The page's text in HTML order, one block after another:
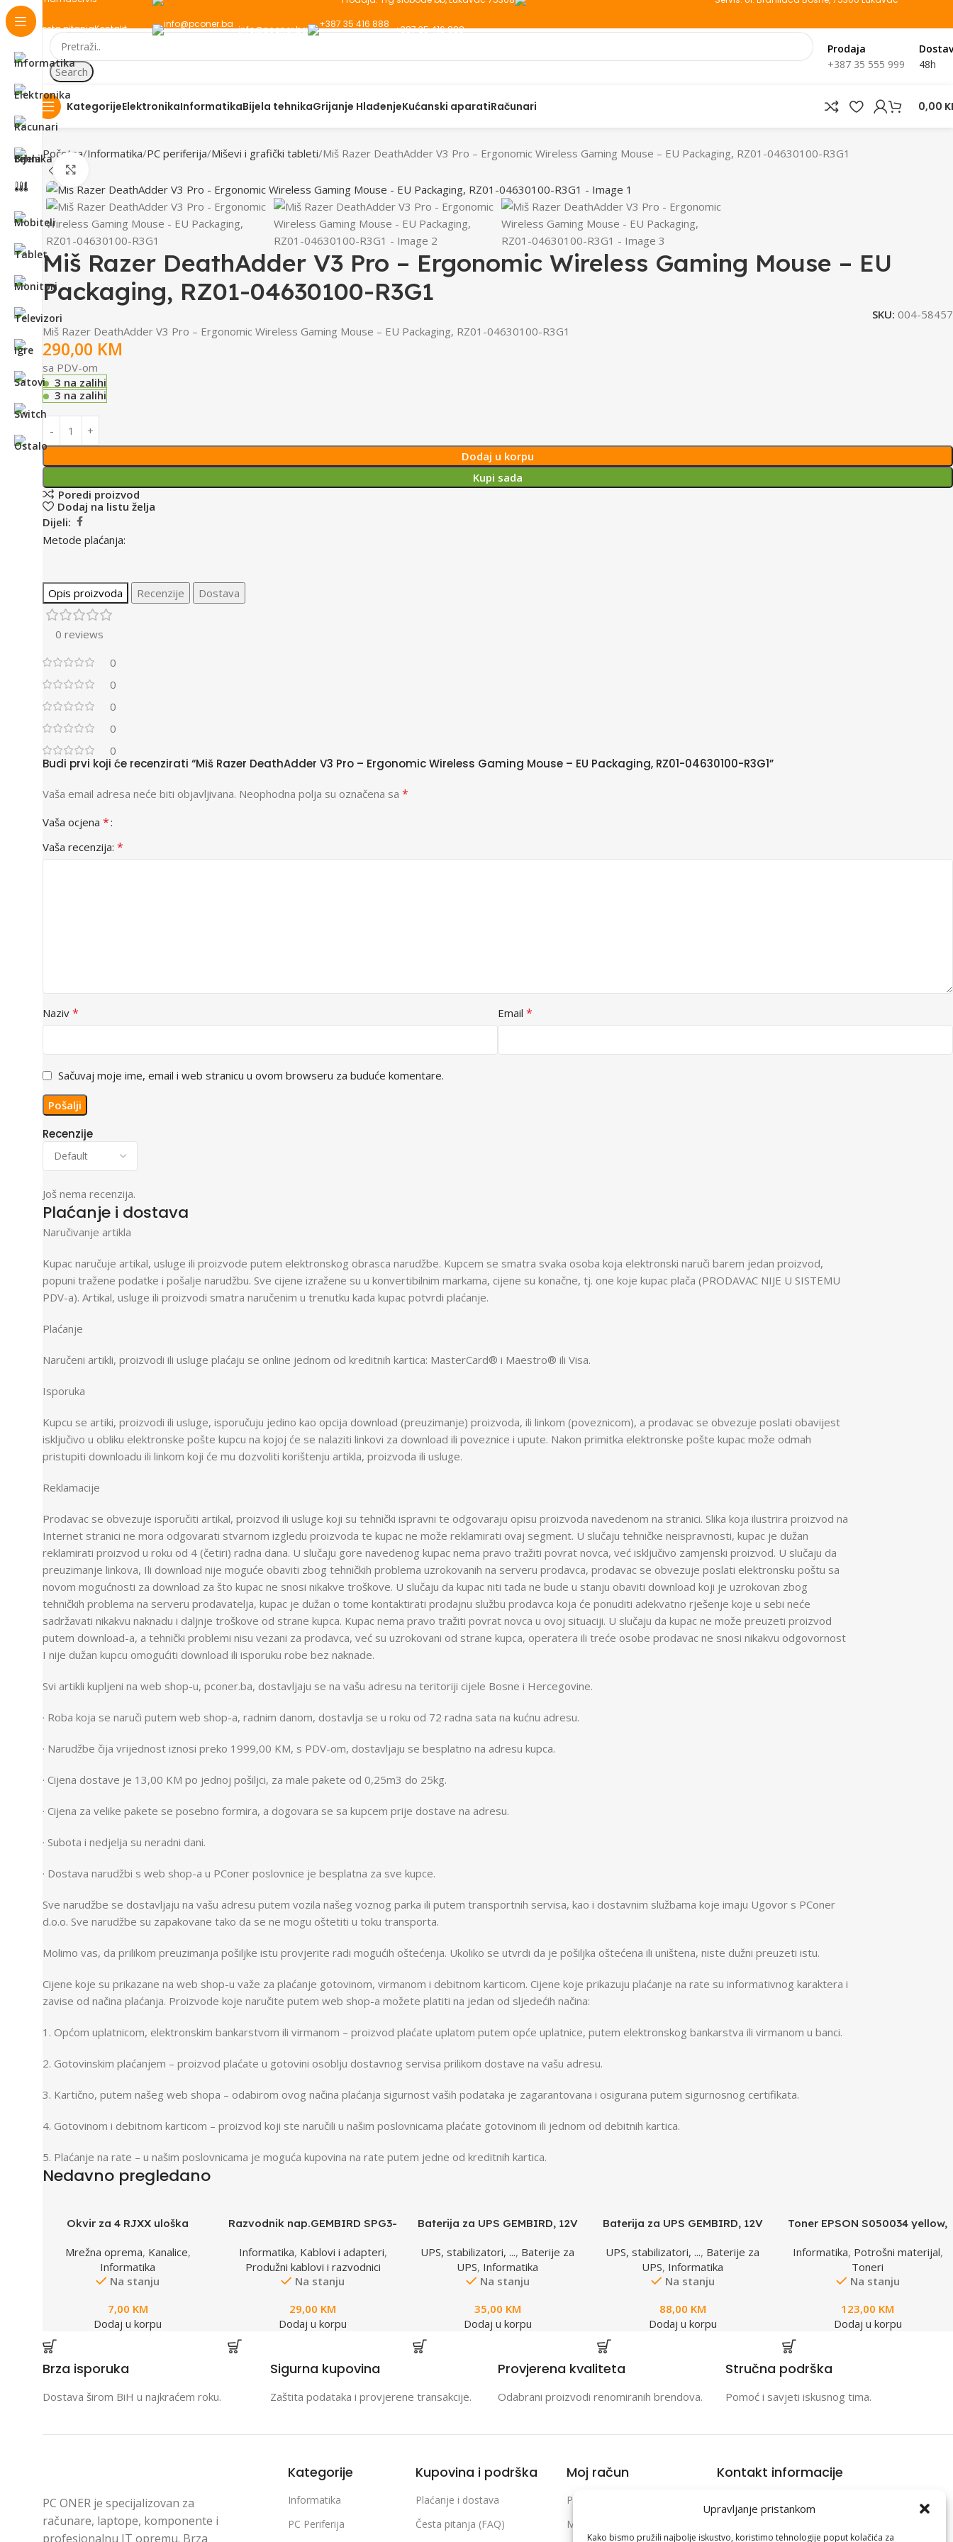
Upravljanje pristankom
Kako bismo pružili najbolje iskustvo, koristimo tehnologije poput kolačića za
Česta pitanjaKontakt info@pconer.ba +387 35 416 888
Search
Prodaja
+387 35 555 999
48h
KategorijeElektronikaInformatikaBijela tehnikaGrijanje HlađenjeKućanski aparatiRačunari 0,00
Početna Informatika PC periferija Miševi i grafički tableti Miš Razer DeathAdder V3 Pro – Ergonomic Wireless Gaming Mouse – EU Packaging, RZ01-04630100-R3G1
Miš Razer DeathAdder V3 Pro – Ergonomic Wireless Gaming Mouse – EU
Packaging, RZ01-04630100-R3G1
SKU: 004-58457
Miš Razer DeathAdder V3 Pro – Ergonomic Wireless Gaming Mouse – EU Packaging, RZ01-04630100-R3G1
290,00 KM
sa PDV-om
3 na zalihi
3 na zalihi
Dodaj u korpu
Kupi sada
Poredi proizvod
Dodaj na listu želja
Dijeli:
Metode plaćanja:
Opis proizvoda Recenzije Dostava
0 reviews
0
0
0
0
0
Recenzije
Još nema recenzija.
Budi prvi koji će recenzirati “Miš Razer DeathAdder V3 Pro – Ergonomic Wireless Gaming Mouse – EU Packaging, RZ01-04630100-R3G1”
Vaša email adresa neće biti objavljivana. Neophodna polja su označena sa *
Vaša ocjena *
Vaša recenzija: *
Naziv * Email *
Sačuvaj moje ime, email i web stranicu u ovom browseru za buduće komentare.
Plaćanje i dostava
Naručivanje artikla
Kupac naručuje artikal, usluge ili proizvode putem elektronskog obrasca narudžbe. Kupcem se smatra svaka osoba koja elektronski naruči barem jedan proizvod,
popuni tražene podatke i pošalje narudžbu. Sve cijene izražene su u konvertibilnim markama, cijene su konačne, tj. one koje kupac plača (PRODAVAC NIJE U SISTEMU
PDV-a). Artikal, usluge ili proizvodi smatra naručenim u trenutku kada kupac potvrdi plaćanje.
Plaćanje
Naručeni artikli, proizvodi ili usluge plaćaju se online jednom od kreditnih kartica: MasterCard® i Maestro® ili Visa.
Isporuka
Kupcu se artiki, proizvodi ili usluge, isporučuju jedino kao opcija download (preuzimanje) proizvoda, ili linkom (poveznicom), a prodavac se obvezuje poslati obavijest
isključivo u obliku elektronske pošte kupcu na kojoj će se nalaziti linkovi za download ili poveznice i upute. Nakon primitka elektronske pošte kupac može odmah
pristupiti downloadu ili linkom koji će mu dozvoliti korištenju artikla, proizvoda ili usluge.
Reklamacije
Prodavac se obvezuje isporučiti artikal, proizvod ili usluge koji su tehnički ispravni te odgovaraju opisu proizvoda navedenom na stranici. Slika koja ilustrira proizvod na
Internet stranici ne mora odgovarati stvarnom izgledu proizvoda te kupac ne može reklamirati ovaj segment. U slučaju tehničke neispravnosti, kupac je dužan
reklamirati proizvod u roku od 4 (četiri) radna dana. U slučaju gore navedenog kupac nema pravo tražiti povrat novca, već isključivo zamjenski proizvod. U slučaju da
preuzimanje linkova, Ili download nije moguće obaviti zbog tehničkih problema uzrokovanih na serveru prodavca, prodavac se obvezuje poslati elektronsku poštu sa
novom mogućnosti za download za što kupac ne snosi nikakve troškove. U slučaju da kupac niti tada ne bude u stanju obaviti download koji je uzrokovan zbog
tehničkih problema na serveru prodavatelja, kupac je dužan o tome kontaktirati prodajnu službu prodavca koja će ponuditi adekvatno rješenje koje u sebi neće
sadržavati nikakvu naknadu i daljnje troškove od strane kupca. Kupac nema pravo tražiti povrat novca u ovoj situaciji. U slučaju da kupac ne može preuzeti proizvod
putem download-a, a tehnički problemi nisu vezani za prodavca, već su uzrokovani od strane kupca, operatera ili treće osobe prodavac ne snosi nikakvu odgovornost
I nije dužan kupcu omogućiti download ili isporuku robe bez naknade.
Svi artikli kupljeni na web shop-u, pconer.ba, dostavljaju se na vašu adresu na teritoriji cijele Bosne i Hercegovine.
· Roba koja se naruči putem web shop-a, radnim danom, dostavlja se u roku od 72 radna sata na kućnu adresu.
· Narudžbe čija vrijednost iznosi preko 1999,00 KM, s PDV-om, dostavljaju se besplatno na adresu kupca.
· Cijena dostave je 13,00 KM po jednoj pošiljci, za male pakete od 0,25m3 do 25kg.
· Cijena za velike pakete se posebno formira, a dogovara se sa kupcem prije dostave na adresu.
· Subota i nedjelja su neradni dani.
· Dostava narudžbi s web shop-a u PConer poslovnice je besplatna za sve kupce.
Sve narudžbe se dostavljaju na vašu adresu putem vozila našeg voznog parka ili putem transportnih servisa, kao i dostavnim službama koje imaju Ugovor s PConer
d.o.o. Sve narudžbe su zapakovane tako da se ne mogu oštetiti u toku transporta.
Molimo vas, da prilikom preuzimanja pošiljke istu provjerite radi mogućih oštećenja. Ukoliko se utvrdi da je pošiljka oštećena ili uništena, niste dužni preuzeti istu.
Cijene koje su prikazane na web shop-u važe za plaćanje gotovinom, virmanom i debitnom karticom. Cijene koje prikazuju plaćanje na rate su informativnog karaktera i
zavise od načina plaćanja. Proizvode koje naručite putem web shop-a možete platiti na jedan od sljedećih načina:
1. Općom uplatnicom, elektronskim bankarstvom ili virmanom – proizvod plaćate uplatom putem opće uplatnice, putem elektronskog bankarstva ili virmanom u banci.
2. Gotovinskim plaćanjem – proizvod plaćate u gotovini osoblju dostavnog servisa prilikom dostave na vašu adresu.
3. Kartično, putem našeg web shopa – odabirom ovog načina plaćanja sigurnost vaših podataka je zagarantovana i osigurana putem sigurnosnog certifikata.
4. Gotovinom i debitnom karticom – proizvod koji ste naručili u našim poslovnicama plaćate gotovinom ili jednom od debitnih kartica.
5. Plaćanje na rate – u našim poslovnicama je moguća kupovina na rate putem jedne od kreditnih kartica.
View Store
View Store
Nedavno pregledano
Okvir za 4 RJXX uloška
Mrežna oprema, Kanalice,
Informatika
Na stanju
7,00 KM
Dodaj u korpu
Razvodnik nap.GEMBIRD SPG3-
4,5m, osigurač, prenaponska
zaštita
Informatika, Kablovi i adapteri,
Produžni kablovi i razvodnici
Na stanju
29,00 KM
Dodaj u korpu
Baterija za UPS GEMBIRD, 12V
UPS, stabilizatori, ..., Baterije za
UPS, Informatika
Na stanju
35,00 KM
Dodaj u korpu
Baterija za UPS GEMBIRD, 12V
UPS, stabilizatori, ..., Baterije za
UPS, Informatika
Na stanju
88,00 KM
Dodaj u korpu
Toner EPSON S050034 yellow,
Informatika, Potrošni materijal,
Toneri
Na stanju
123,00 KM
Dodaj u korpu
Brza isporuka
Dostava širom BiH u najkraćem roku.
Sigurna kupovina
Zaštita podataka i provjerene transakcije.
Provjerena kvaliteta
Odabrani proizvodi renomiranih brendova.
Stručna podrška
Pomoć i savjeti iskusnog tima.
PC ONER je specijalizovan za
računare, laptope, komponente i
profesionalnu IT opremu. Brza
Kategorije
Informatika
PC Periferija
Kupovina i podrška
Plaćanje i dostava
Česta pitanja (FAQ)
Moj račun
Prijava / Registracija
Moje narudžbe
Kontakt informacije